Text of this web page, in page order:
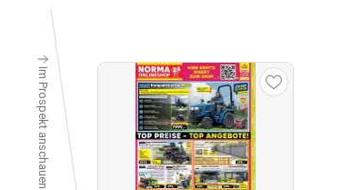
Im Prospekt anschauen